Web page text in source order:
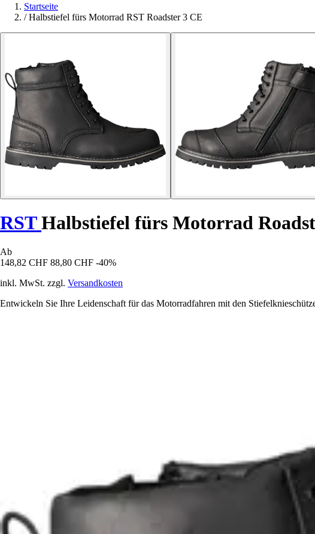
Startseite
/ Halbstiefel fürs Motorrad RST Roadster 3 CE
RSTHalbstiefel fürs Motorrad
Ab
148,82 CHF 88,80 CHF -40%
inkl. MwSt. zzgl. Versandkosten
Entwickeln Sie Ihre Leidenschaft für das Motorradfahren mit den